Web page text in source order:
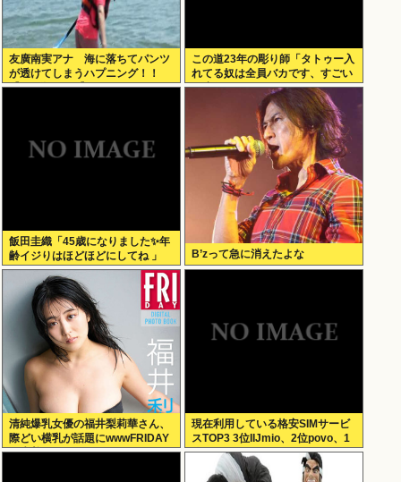
友廣南実アナ 海に落ちてパンツ
が透けてしまうハプニング！！
【GIF動画あり】
この道23年の彫り師「タトゥー入
れてる奴は全員バカです、すごい
民度低い」
飯田圭織「45歳になりました✨年
齢イジりはほどほどにしてね 」
B’zって急に消えたよな
清純爆乳女優の福井梨莉華さん、
際どい横乳が話題にwwwFRIDAY
の水着グラビアオフショットにフ
現在利用している格安SIMサービ
スTOP3 3位IIJmio、2位povo、1
位ahamo